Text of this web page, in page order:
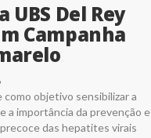
UBS Del Rey
Campanha
como objetivo sensibilizar a
a importância da prevenção e
das hepatites virais